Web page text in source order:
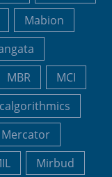
Mabion
MBR
MCI
Mercator
Mirbud